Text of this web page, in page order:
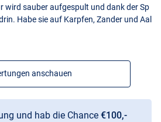
wird sauber aufgespult und dank der Sp
Habe sie auf Karpfen, Zander und Aal
anschauen
und hab die Chance €100,-